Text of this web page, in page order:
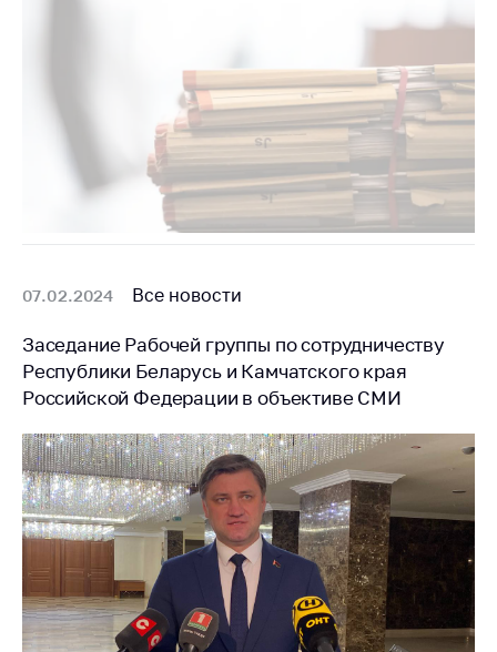
07.02.2024 Все новости
Заседание Рабочей группы по сотрудничеству
Республики Беларусь и Камчатского края
Российской Федерации в объективе СМИ